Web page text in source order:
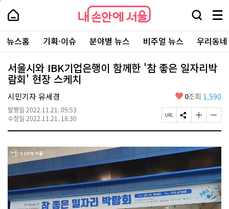
본
로
가
내
손
안
에
서
울
-
서
울
시
대
표
소
통
포
내
손
에
울
검
창
열
기
메
뉴
전
체
보
기
주
요
서
뉴스홈 기획·이슈 분야별 뉴스 비주얼 뉴스 우리동
서울시와 IBK기업은행이 함께한 '참 좋은 일자리박
람회' 현장 스케치
시민기자 유세경
발행일 2022.11.21. 09:53
수정일 2022.11.21. 18:30
좋
요
0조회 1,590
페
이
U
R
복
사
S
N
공
유
기
글
자
기
크
변
경
하
기
글
자
기
변
경
하
기
페
상
단
로